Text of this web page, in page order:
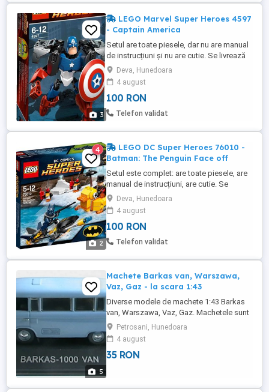
3
LEGO Marvel Super Heroes 4597
- Captain America
Setul are toate piesele, dar nu are manual
de instrucțiuni și nu are cutie. Se livrează
prin curier, cu plata ramburs.
Deva, Hunedoara
4 august
100 RON
Telefon validat
2
4
LEGO DC Super Heroes 76010 -
Batman: The Penguin Face off
Setul este complet: are toate piesele, are
manual de instrucțiuni, are cutie. Se
livrează prin curier, cu plata ramburs.
Deva, Hunedoara
4 august
100 RON
Telefon validat
5
Machete Barkas van, Warszawa,
Vaz, Gaz - la scara 1:43
Diverse modele de machete 1:43 Barkas
van, Warszawa, Vaz, Gaz. Machetele sunt
complete, in stare buna. Pret 35 lei bucata,
nu contine costul transportului.
Petrosani, Hunedoara
4 august
35 RON